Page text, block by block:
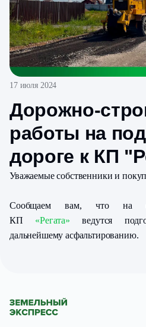
17 июля 2024
Дорожно-
работы на
дороге к КП
Уважаемые собственники и
Сообщаем вам, что на
КП «Регата» ведутся
дальнейшему асфальтированию.